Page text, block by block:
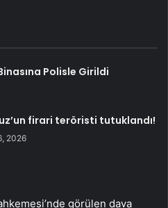
Polisle Girildi
firari teröristi tutuklandı!
2026
görülen dava